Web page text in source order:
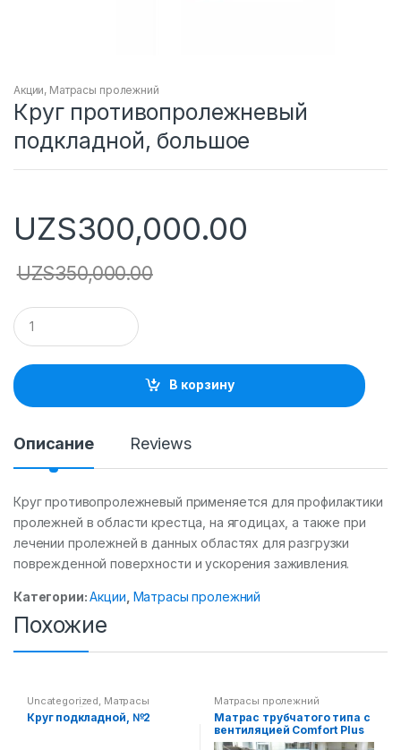
Акции, Матрасы пролежний
Круг противопролежневый
подкладной, большое
UZS300,000.00
UZS350,000.00
Q
u
a
t
i
В корзину
Описание Reviews
Круг противопролежневый применяется для профилактики
пролежней в области крестца, на ягодицах, а также при
лечении пролежней в данных областях для разгрузки
поврежденной поверхности и ускорения заживления.
Категории:Акции Матрасы пролежний
Похожие
Uncategorized, Матрасы
пролежний
Круг подкладной, №2
Матрасы пролежний
Матрас трубчатого типа с
вентиляцией Comfort Plus
DM-45